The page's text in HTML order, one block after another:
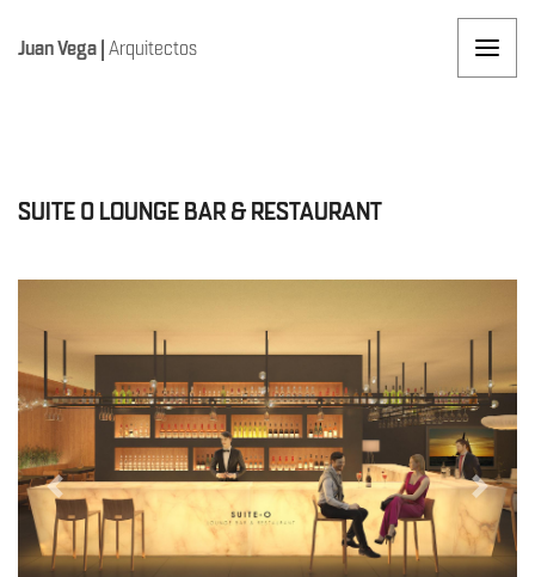
Juan Vega | Arquitectos
SUITE 0 LOUNGE BAR & RESTAURANT
Previous Next